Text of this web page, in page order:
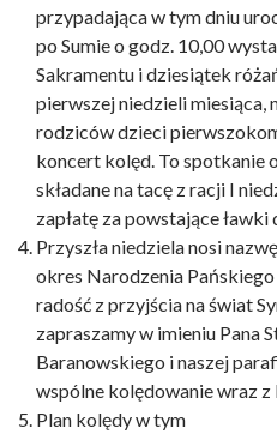
przypadająca w tym dniu
po Sumie o godz. 10,00
Sakramentu i dziesiątek
pierwszej niedzieli miesiąca,
rodziców dzieci
koncert kolęd. To spotkanie
składane na tacę z racji I
zapłatę za powstające
Przyszła niedziela nosi
okres Narodzenia
radość z przyjścia na świat
zapraszamy w imieniu Pana
Baranowskiego i naszej
wspólne kolędowanie wraz z
Plan kolędy w tym